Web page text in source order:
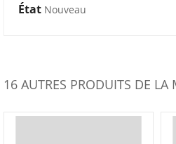
État Nouveau
16 AUTRES PRODUITS DE LA